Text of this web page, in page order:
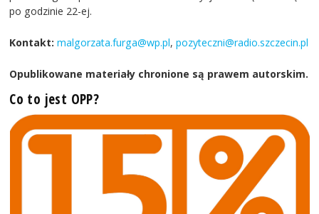
po godzinie 22-ej.
Kontakt: malgorzata.furga@wp.pl,pozyteczni@radio.szczecin.pl
Opublikowane materiały chronione są prawem autorskim.
Co to jest OPP?